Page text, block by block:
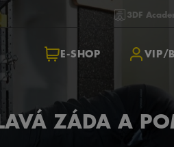
3DF
E-SHOP VIP/
ZÁDA A